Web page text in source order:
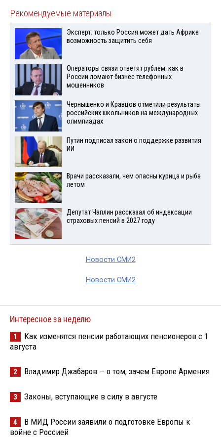
Рекомендуемые материалы
Эксперт: только Россия может дать Африке
возможность защитить себя
Операторы связи ответят рублем: как в
России ломают бизнес телефонных
мошенников
Чернышенко и Кравцов отметили результаты
российских школьников на международных
олимпиадах
Путин подписал закон о поддержке развития
ИИ
Врачи рассказали, чем опасны курица и рыба
летом
Депутат Чаплин рассказал об индексации
страховых пенсий в 2027 году
Новости СМИ2
Новости СМИ2
Интересное за неделю
1
Как изменятся пенсии работающих пенсионеров с 1
августа
2 Владимир Джабаров — о том, зачем Европе Армения
3 Законы, вступающие в силу в августе
4
В МИД России заявили о подготовке Европы к
войне с Россией